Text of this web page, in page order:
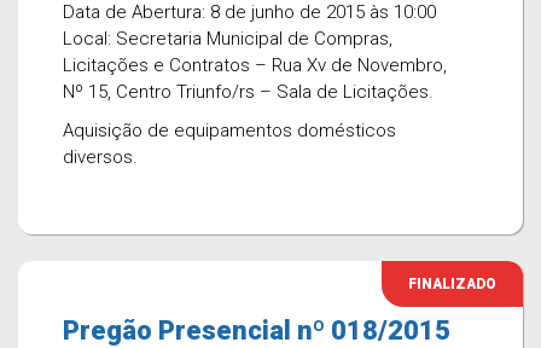
Data de Abertura: 8 de junho de 2015 às 10:00
Local: Secretaria Municipal de Compras,
Licitações e Contratos – Rua Xv de Novembro,
Nº 15, Centro Triunfo/rs – Sala de Licitações.
Aquisição de equipamentos domésticos
diversos.
FINALIZADO
Pregão Presencial nº 018/2015